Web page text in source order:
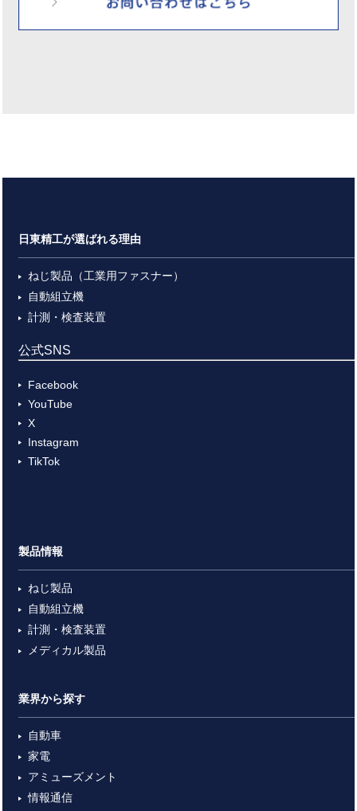
日東精工が選ばれる理由
ねじ製品（工業用ファスナー）
自動組立機
計測・検査装置
公式SNS
Facebook
YouTube
X
Instagram
TikTok
製品情報
ねじ製品
自動組立機
計測・検査装置
メディカル製品
業界から探す
自動車
家電
アミューズメント
情報通信